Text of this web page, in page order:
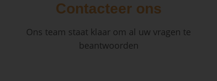
Contacteer ons
Ons team staat klaar om al uw vragen te
beantwoorden